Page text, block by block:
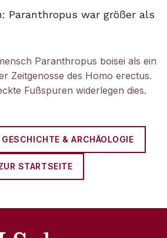
Paranthropus war größer als
Paranthropus boisei als ein
Zeitgenosse des Homo erectus.
Fußspuren widerlegen dies.
GESCHICHTE & ARCHÄOLOGIE
STARTSEITE